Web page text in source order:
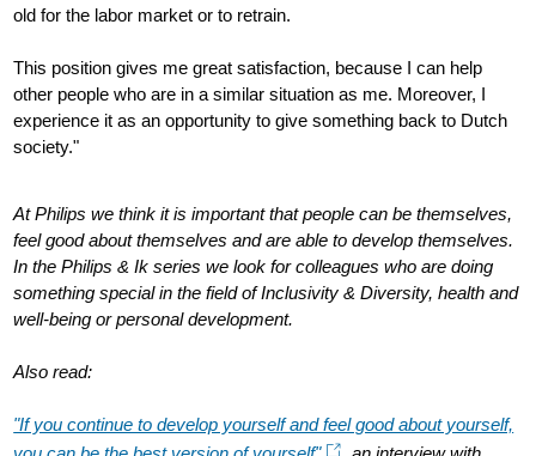
old for the labor market or to retrain.
This position gives me great satisfaction, because I can help
other people who are in a similar situation as me. Moreover, I
experience it as an opportunity to give something back to Dutch
society."
At Philips we think it is important that people can be themselves,
feel good about themselves and are able to develop themselves.
In the Philips & Ik series we look for colleagues who are doing
something special in the field of Inclusivity & Diversity, health and
well-being or personal development.
Also read:
"If you continue to develop yourself and feel good about yourself,